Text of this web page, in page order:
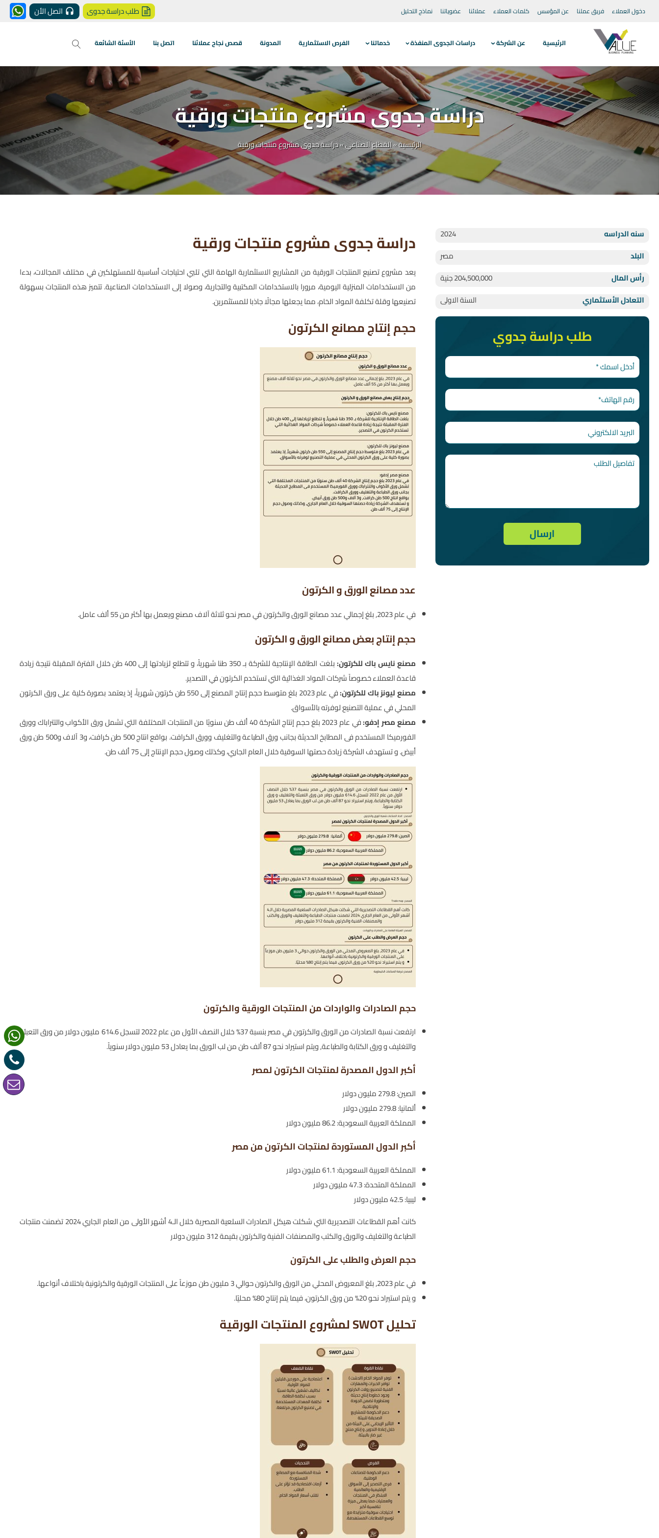
دخول العملاء فريق عملنا عن المؤسس كلمات العملاء عملائنا عضوياتنا نماذج التحليل طلب دراسة جدوى اتصل الأن
الرئيسية عن الشركة دراسات الجدوى المنفذة خدماتنا الفرص الاستثمارية المدونة قصص نجاح عملائنا اتصل بنا الأسئة الشائعة
دراسة جدوى مشروع منتجات ورقية
الرئيسية»القطاع الصناعي»دراسة جدوى مشروع منتجات ورقية
سنه الدراسه
2024
البلد
مصر
رأس المال
204,500,000 جنية
التعادل الأستثماري
السنة الاولى
طلب دراسة جدوي
دراسة جدوى مشروع منتجات ورقية
يعد مشروع تصنيع المنتجات الورقية من المشاريع الاستثمارية الهامة التي تلبي احتياجات أساسية للمستهلكين في مختلف المجالات، بدءا
من الاستخدامات المنزلية اليومية، مرورا بالاستخدامات المكتبية والتجارية، وصولا إلى الاستخدامات الصناعية. تتميز هذه المنتجات بسهولة
تصنيعها وقلة تكلفة المواد الخام، مما يجعلها مجالًا جاذبا للمستثمرين.
حجم إنتاج مصانع الكرتون
عدد مصانع الورق و الكرتون
في عام 2023, بلغ إجمالي عدد مصانع الورق والكرتون في مصر نحو ثلاثة آلاف مصنع ويعمل بها أكثر من 55 ألف عامل.
حجم إنتاج بعض مصانع الورق و الكرتون
مصنع نايس باك للكرتون:
بلغت الطاقة الإنتاجية للشركة بـ 350 طنا شهرياً، و تتطلع لزيادتها إلى 400 طن خلال الفترة المقبلة نتيجة زيادة
قاعدة العملاء خصوصاً شركات المواد الغذائية التي تستخدم الكرتون في التصدير.
مصنع ليونز باك للكرتون:
في عام 2023 بلغ متوسط حجم إنتاج المصنع إلى 550 طن كرتون شهرياً، إذ يعتمد بصورة كلية على ورق الكرتون
المحلي في عملية التصنيع لوفرته بالأسواق.
مصنع مصر إدفو:
في عام 2023 بلغ حجم إنتاج الشركة 40 ألف طن سنويًا من المنتجات المختلفة التي تشمل ورق الأكواب والتتراباك وورق
الفورميكا المستخدم فى المطابخ الحديثة بجانب ورق الطباعة والتغليف وورق الكرافت. بواقع انتاج 500 طن كرافت، و3 آلاف و500 طن ورق
أبيض. و تستهدف الشركة زيادة حصتها السوقية خلال العام الجاري، وكذلك وصول حجم الإنتاج إلى 75 ألف طن.
حجم الصادرات والواردات من المنتجات الورقية والكرتون
ارتفعت نسبة الصادرات من الورق والكرتون في مصر بنسبة 37% خلال النصف الأول من عام 2022 لتسجل 614.6 مليون دولار من ورق التعبئة
والتغليف و ورق الكتابة والطباعة, ويتم استيراد نحو 87 ألف طن من لب الورق بما يعادل 53 مليون دولار سنوياً.
أكبر الدول المصدرة لمنتجات الكرتون لمصر
الصين: 279.8 مليون دولار
ألمانيا: 279.8 مليون دولار
المملكة العربية السعودية: 86.2 مليون دولار
أكبر الدول المستوردة لمنتجات الكرتون من مصر
المملكة العربية السعودية: 61.1 مليون دولار
المملكة المتحدة: 47.3 مليون دولار
ليبيا: 42.5 مليون دولار
كانت أهم القطاعات التصديرية التي شكلت هيكل الصادرات السلعية المصرية خلال الـ4 أشهر الأولى من العام الجاري 2024 تضمنت منتجات
الطباعة والتغليف والورق والكتب والمصنفات الفنية والكرتون بقيمة 312 مليون دولار
حجم العرض والطلب على الكرتون
في عام 2023, بلغ المعروض المحلي من الورق والكرتون حوالي 3 مليون طن موزعاً على المنتجات الورقية والكرتونية باختلاف أنواعها.
و يتم استيراد نحو 20% من ورق الكرتون، فيما يتم إنتاج 80% محليًا.
تحليل SWOT لمشروع المنتجات الورقية